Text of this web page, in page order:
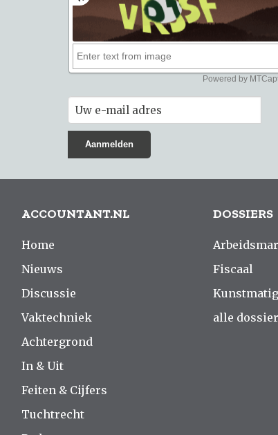
ACCOUNTANT.NL
Home
Nieuws
Discussie
Vaktechniek
Achtergrond
In & Uit
Feiten & Cijfers
Tuchtrecht
DOSSIERS
Fiscaal
alle